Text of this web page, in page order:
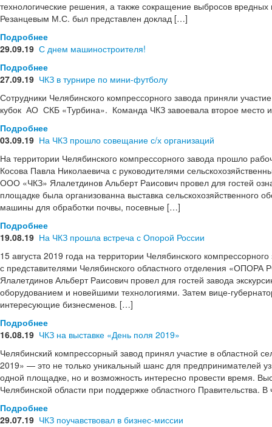
технологические решения, а также сокращение выбросов
Резанцевым М.С. был представлен доклад […]
Подробнее
29.09.19 С днем машиностроителя!
Подробнее
27.09.19 ЧКЗ в турнире по мини-футболу
Сотрудники Челябинского компрессорного завода приняли
кубок АО СКБ «Турбина». Команда ЧКЗ завоевала второе место
Подробнее
03.09.19 На ЧКЗ прошло совещание с/х организаций
На территории Челябинского компрессорного завода прошло
Косова Павла Николаевича с руководителями
ООО «ЧКЗ» Ялалетдинов Альберт Раисович провел для гостей
площадке была организованна выставка
машины для обработки почвы, посевные […]
Подробнее
19.08.19 На ЧКЗ прошла встреча с Опорой России
15 августа 2019 года на территории Челябинского
с представителями Челябинского областного отделения
Ялалетдинов Альберт Раисович провел для гостей завода
оборудованием и новейшими технологиями. Затем вице-
интересующие бизнесменов. […]
Подробнее
16.08.19 ЧКЗ на выставке «День поля 2019»
Челябинский компрессорный завод принял участие в областной
2019» — это не только уникальный шанс для предпринимателей
одной площадке, но и возможность интересно провести время.
Челябинской области при поддержке областного Правительства.
Подробнее
29.07.19 ЧКЗ поучавствовал в бизнес-миссии